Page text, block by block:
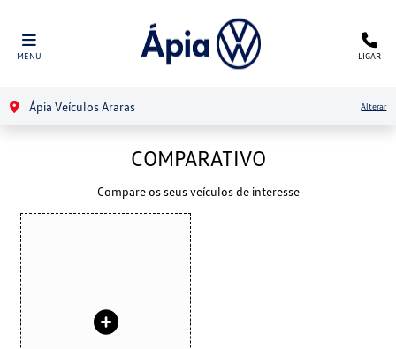
MENU LIGAR
Ápia Veículos Araras Alterar
COMPARATIVO
Compare os seus veículos de interesse